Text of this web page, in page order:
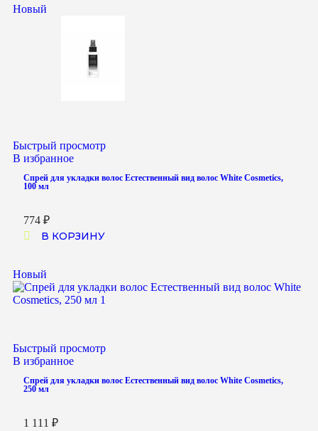
Новый
Быстрый просмотр
В избранное
Спрей для укладки волос Естественный вид волос White Cosmetics,
100 мл
774 ₽
В КОРЗИНУ
Новый
Быстрый просмотр
В избранное
Спрей для укладки волос Естественный вид волос White Cosmetics,
250 мл
1 111 ₽